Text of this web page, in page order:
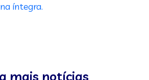
íntegra.
mais notícias